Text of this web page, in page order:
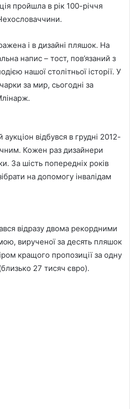
пройшла в рік 100-річчя
і в дизайні пляшок. На
напис – тост, пов’язаний з
нашої столітньої історії. У
за мир, сьогодні за
відбувся в грудні 2012-
Кожен раз дизайнери
За шість попередніх років
на допомогу інвалідам
відразу двома рекордними
вирученої за десять пляшок
кращого пропозиції за одну
27 тисяч євро).